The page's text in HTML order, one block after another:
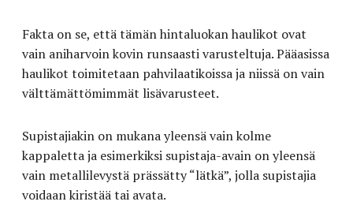
Fakta on se, että tämän hintaluokan haulikot ovat
vain aniharvoin kovin runsaasti varusteltuja. Pääasissa
haulikot toimitetaan pahvilaatikoissa ja niissä on vain
välttämättömimmät lisävarusteet.
Supistajiakin on mukana yleensä vain kolme
kappaletta ja esimerkiksi supistaja-avain on yleensä
vain metallilevystä prässätty “lätkä”, jolla supistajia
voidaan kiristää tai avata.